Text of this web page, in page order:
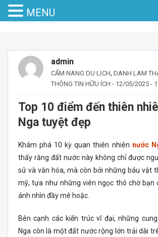
admin
CẨM NANG DU LỊCH, DANH LAM
THÔNG TIN HỮU ÍCH - 12/05/2025 -
Top 10 điểm đến thiên
Nga tuyệt đẹp
Khám phá 10 kỳ quan thiên nhiên nước
thấy rằng đất nước này không chỉ được
sử và văn hóa, mà còn bởi những báu vật
mỹ, tựa như những viên ngọc thô chờ bạn
ánh nhìn đầy mê hoặc.
Bên cạnh các kiến trúc vĩ đại, những
Nga còn là một đất nước rộng lớn trải dài
MENU